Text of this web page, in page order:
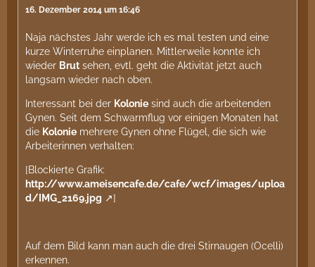
16. Dezember 2014 um 16:46
Naja nächstes Jahr werde ich es mal testen und eine
kurze Winterruhe einplanen. Mittlerweile konnte ich
wieder Brut sehen, evtl. geht die Aktivität jetzt auch
langsam wieder nach oben.
Interessant bei der Kolonie sind auch die arbeitenden
Gynen. Seit dem Schwarmflug vor einigen Monaten hat
die Kolonie mehrere Gynen ohne Flügel, die sich wie
Arbeiterinnen verhalten:
[Blockierte Grafik:
http://www.ameisencafe.de/cafe/wcf/images/uploa
d/IMG_2169.jpg
]
Auf dem Bild kann man auch die drei Stirnaugen (Ocelli)
erkennen.